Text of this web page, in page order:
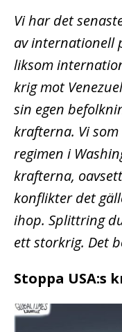
Vi har det
av internationell
liksom
krig mot
sin egen
krafterna. Vi
regimen i
krafterna,
konflikter det
ihop. Splittring
ett storkrig. Det
Stoppa USA:s